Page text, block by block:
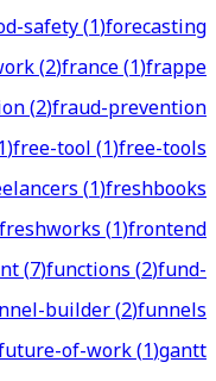
safety(1)forecasting
(2)france(1)frappe
(2)fraud-prevention
)free-tool(1)free-tools
(1)freshbooks
freshworks(1)frontend
(7)functions(2)fund-
builder(2)funnels
of-work(1)gantt